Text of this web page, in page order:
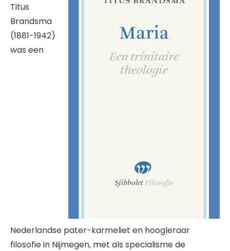
Titus
Brandsma
(1881-1942)
was een
Nederlandse pater-karmeliet en hoogleraar
filosofie in Nijmegen, met als specialisme de